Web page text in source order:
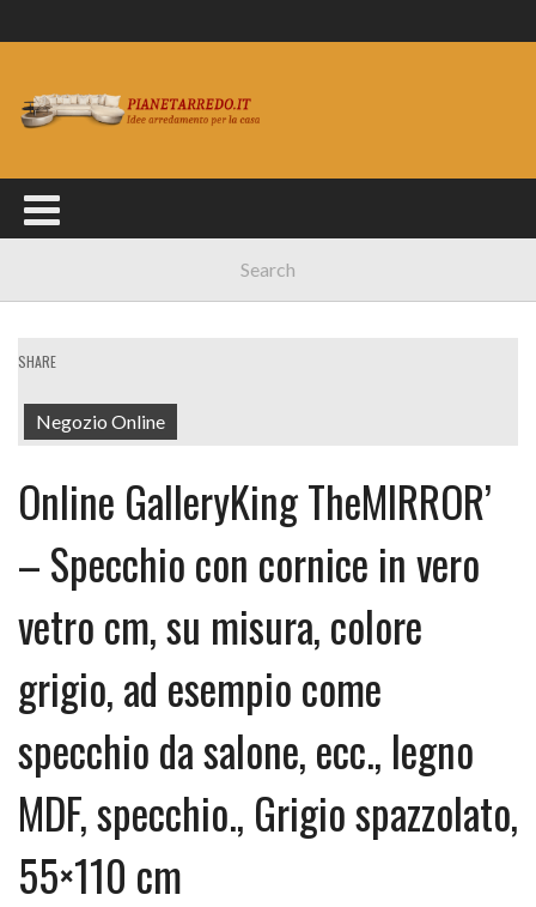
SHARE
Negozio Online
Online GalleryKing TheMIRROR’
– Specchio con cornice in vero
vetro cm, su misura, colore
grigio, ad esempio come
specchio da salone, ecc., legno
MDF, specchio., Grigio spazzolato,
55×110 cm